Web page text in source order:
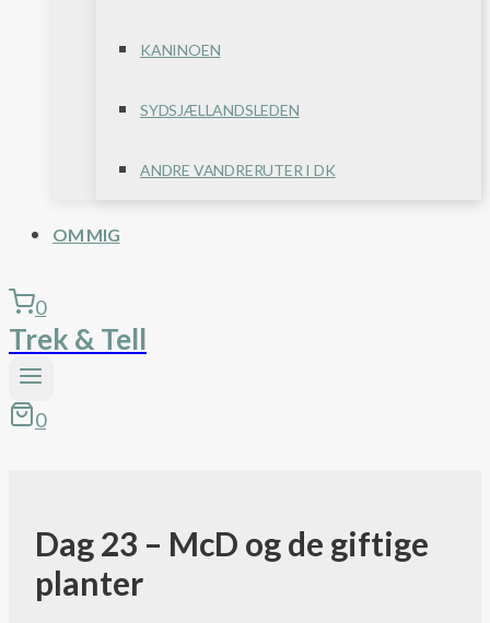
KANINOEN
SYDSJÆLLANDSLEDEN
ANDRE VANDRERUTER I DK
OM MIG
0
Trek & Tell
0
Pacific
Crest
Trail
Dag 23 – McD og de giftige
planter